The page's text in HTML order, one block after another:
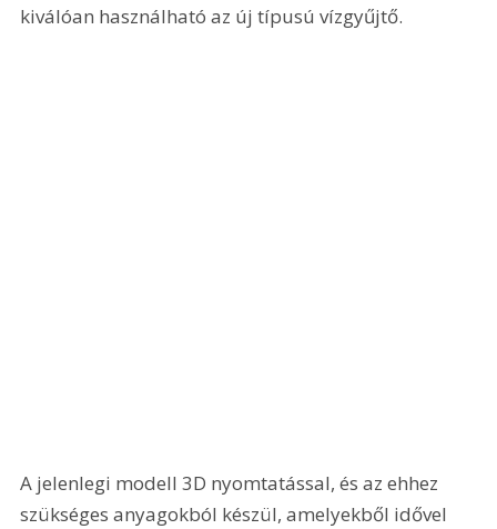
kiválóan használható az új típusú vízgyűjtő.
A jelenlegi modell 3D nyomtatással, és az ehhez
szükséges anyagokból készül, amelyekből idővel